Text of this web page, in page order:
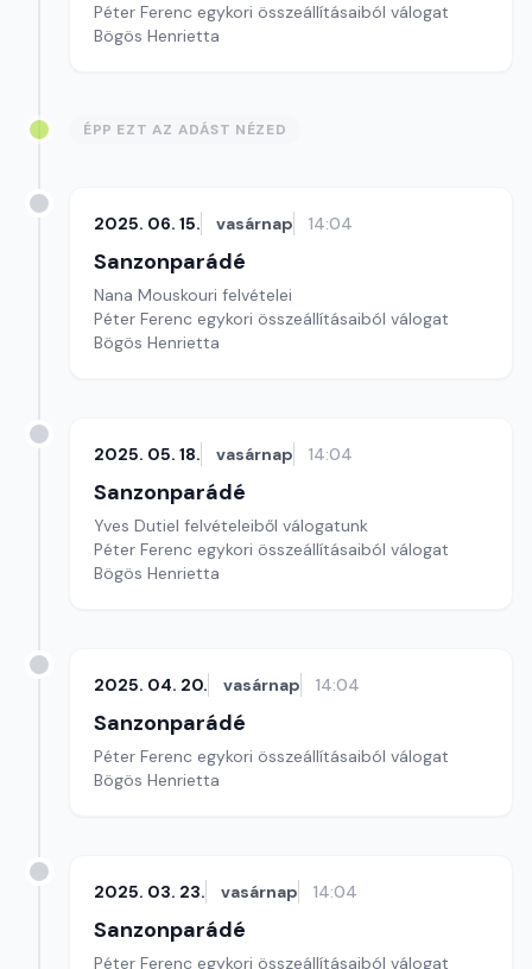
Péter Ferenc egykori összeállításaiból válogat
Bögös Henrietta
ÉPP EZT AZ ADÁST NÉZED
2025. 06. 15. vasárnap 14:04
Sanzonparádé
Nana Mouskouri felvételei
Péter Ferenc egykori összeállításaiból válogat
Bögös Henrietta
2025. 05. 18. vasárnap 14:04
Sanzonparádé
Yves Dutiel felvételeiből válogatunk
Péter Ferenc egykori összeállításaiból válogat
Bögös Henrietta
2025. 04. 20. vasárnap 14:04
Sanzonparádé
Péter Ferenc egykori összeállításaiból válogat
Bögös Henrietta
2025. 03. 23. vasárnap 14:04
Sanzonparádé
Péter Ferenc egykori összeállításaiból válogat